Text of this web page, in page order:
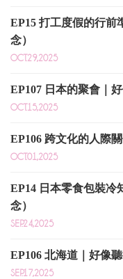
EP15 打工度假的行前
念）
OCT.29,2025
EP107 日本的聚會｜
OCT.15,2025
EP106 跨文化的人際
OCT.01,2025
EP14 日本零食包裝冷
念）
SEP.24,2025
EP106 北海道｜好像
SEP.17,2025